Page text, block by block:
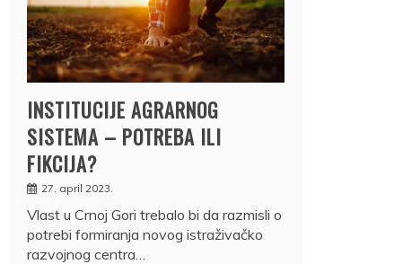
INSTITUCIJE AGRARNOG
SISTEMA – POTREBA ILI
FIKCIJA?
27. april 2023.
Vlast u Crnoj Gori trebalo bi da razmisli o
potrebi formiranja novog istraživačko
razvojnog centra…